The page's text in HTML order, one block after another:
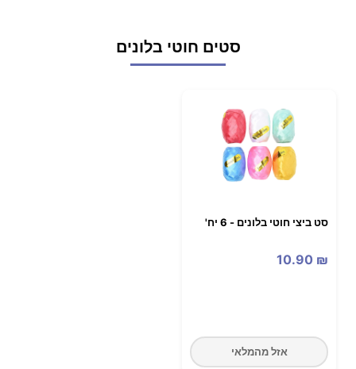
סטים חוטי בלונים
סט ביצי חוטי בלונים - 6 יח'
10.90 ₪
אזל מהמלאי